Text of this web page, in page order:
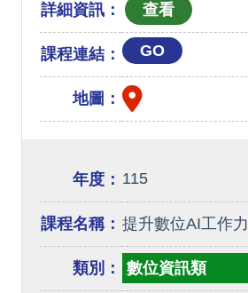
詳細資訊：
課程連結： GO
地圖：
年度： 115
課程名稱： 提升數位AI工作力
類別： 數位資訊類